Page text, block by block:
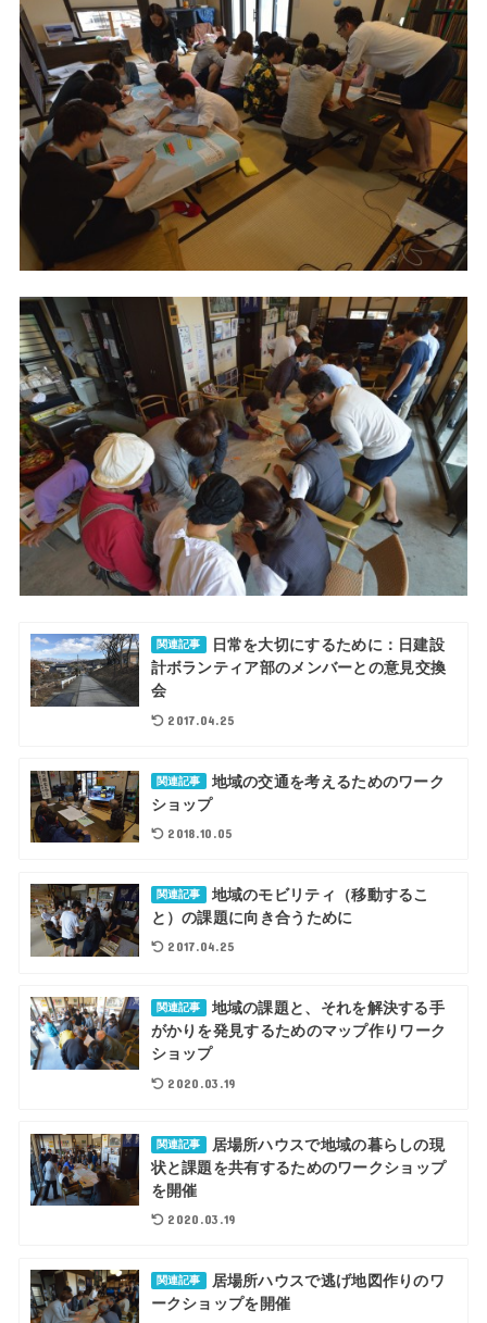
関連記事
日常を大切にするために：日建設
計ボランティア部のメンバーとの意見交換
会
2017.04.25
関連記事
地域の交通を考えるためのワーク
ショップ
2018.10.05
関連記事
地域のモビリティ（移動するこ
と）の課題に向き合うために
2017.04.25
関連記事
地域の課題と、それを解決する手
がかりを発見するためのマップ作りワーク
ショップ
2020.03.19
関連記事
居場所ハウスで地域の暮らしの現
状と課題を共有するためのワークショップ
を開催
2020.03.19
関連記事
居場所ハウスで逃げ地図作りのワ
ークショップを開催